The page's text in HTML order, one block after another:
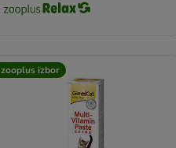
zooplus izbor